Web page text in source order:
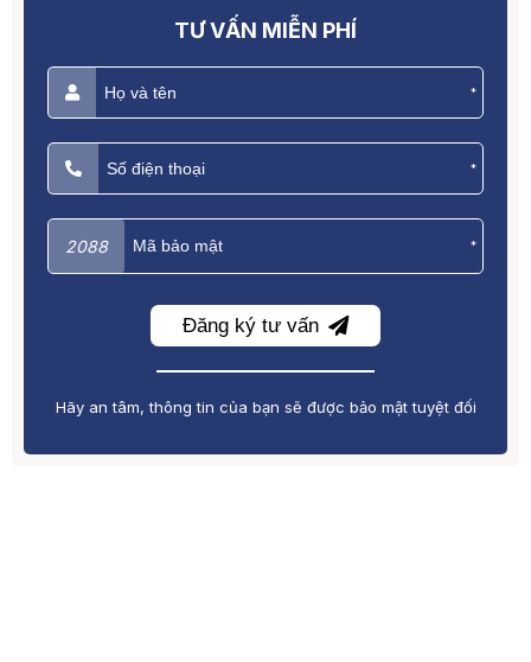
TƯ VẤN MIỄN PHÍ
*
*
2088 *
Đăng ký tư vấn
Hãy an tâm, thông tin của bạn sẽ được bảo mật tuyệt đối